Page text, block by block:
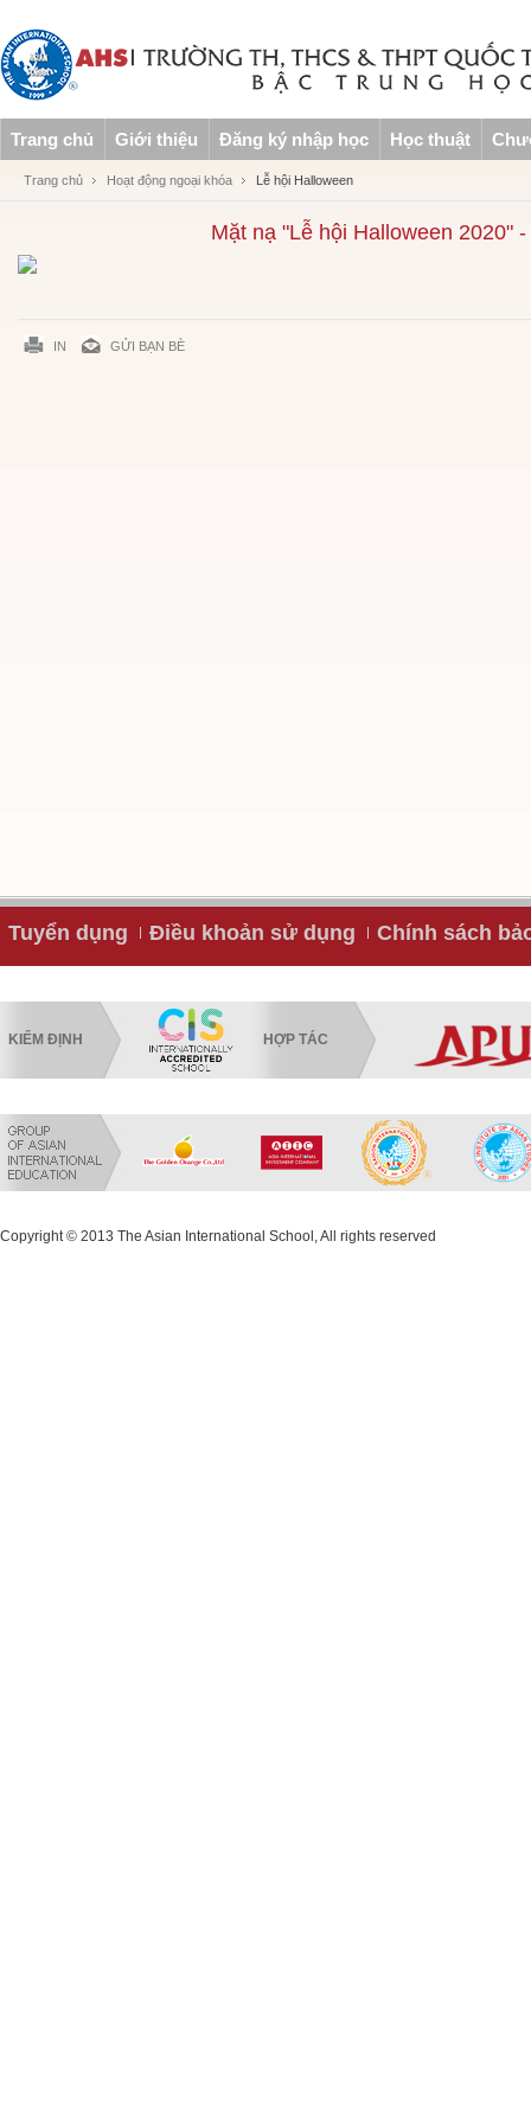
Trang chủ Giới thiệu Đăng ký nhập học Học thuật
Trang chủ Hoạt động ngoại khóa Lễ hội Halloween
Mặt nạ "Lễ hội Halloween 2020"
IN GỬI BẠN BÈ
Tuyển dụng Điều khoản sử dụng Chính sách
KIỂM ĐỊNH HỢP TÁC
Copyright © 2013 The Asian International School, All rights reserved